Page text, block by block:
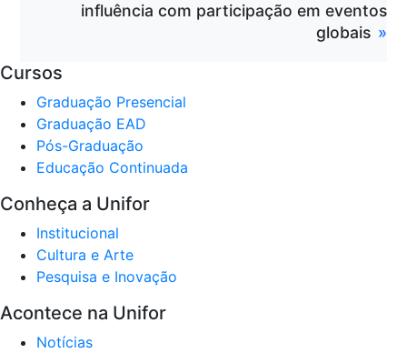
influência com participação em eventos
globais
Cursos
Graduação Presencial
Graduação EAD
Pós-Graduação
Educação Continuada
Conheça a Unifor
Institucional
Cultura e Arte
Pesquisa e Inovação
Acontece na Unifor
Notícias